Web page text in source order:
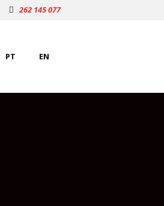
262 145 077
PT EN